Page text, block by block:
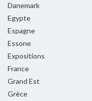
Danemark
Egypte
Espagne
Essone
Expositions
France
Grand Est
Grèce